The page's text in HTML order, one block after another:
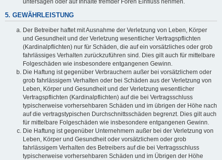
untersagen oder auf Inhalte fremder Foren Einfluss nehmen.
5. GEWÄHRLEISTUNG
Der Betreiber haftet mit Ausnahme der Verletzung von Leben, Körper
und Gesundheit und der Verletzung wesentlicher Vertragspflichten
(Kardinalpflichten) nur für Schäden, die auf ein vorsätzliches oder grob
fahrlässiges Verhalten zurückzuführen sind. Dies gilt auch für mittelbare
Folgeschäden wie insbesondere entgangenen Gewinn.
Die Haftung ist gegenüber Verbrauchern außer bei vorsätzlichem oder
grob fahrlässigem Verhalten oder bei Schäden aus der Verletzung von
Leben, Körper und Gesundheit und der Verletzung wesentlicher
Vertragspflichten (Kardinalpflichten) auf die bei Vertragsschluss
typischerweise vorhersehbaren Schäden und im übrigen der Höhe nach
auf die vertragstypischen Durchschnittsschäden begrenzt. Dies gilt auch
für mittelbare Folgeschäden wie insbesondere entgangenen Gewinn.
Die Haftung ist gegenüber Unternehmern außer bei der Verletzung von
Leben, Körper und Gesundheit oder vorsätzlichem oder grob
fahrlässigem Verhalten des Betreibers auf die bei Vertragsschluss
typischerweise vorhersehbaren Schäden und im Übrigen der Höhe